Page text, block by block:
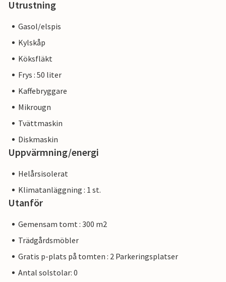
Utrustning
Gasol/elspis
Kylskåp
Köksfläkt
Frys : 50 liter
Kaffebryggare
Mikrougn
Tvättmaskin
Diskmaskin
Uppvärmning/energi
Helårsisolerat
Klimatanläggning : 1 st.
Utanför
Gemensam tomt : 300 m2
Trädgårdsmöbler
Gratis p-plats på tomten : 2 Parkeringsplatser
Antal solstolar: 0